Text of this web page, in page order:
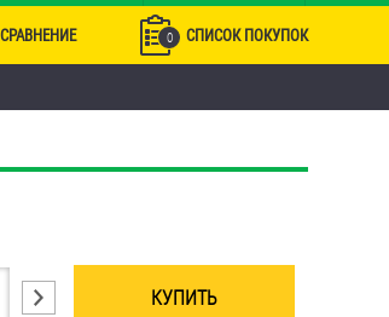
0 СПИСОК ПОКУПОК
СРАВНЕНИЕ
КУПИТЬ